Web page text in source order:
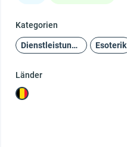
Kategorien
Dienstleistungen Esoterik
Länder